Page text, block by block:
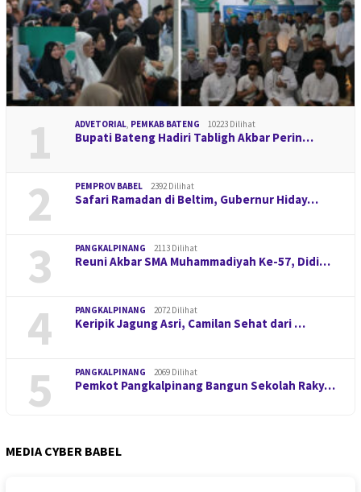
1 ADVETORIAL, PEMKAB BATENG 10223 Dilihat
Bupati Bateng Hadiri Tabligh Akbar Perin…
2 PEMPROV BABEL 2392 Dilihat
Safari Ramadan di Beltim, Gubernur Hiday…
3 PANGKALPINANG 2113 Dilihat
Reuni Akbar SMA Muhammadiyah Ke-57, Didi…
4 PANGKALPINANG 2072 Dilihat
Keripik Jagung Asri, Camilan Sehat dari …
5 PANGKALPINANG 2069 Dilihat
Pemkot Pangkalpinang Bangun Sekolah Raky…
MEDIA CYBER BABEL